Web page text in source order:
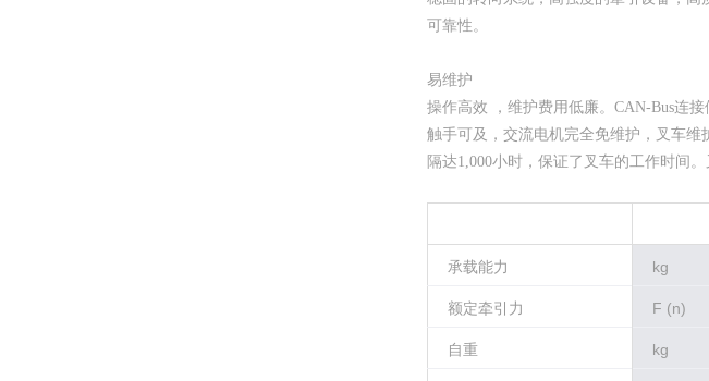
可靠性。
易维护
操作高效 ，维护费用低廉。CAN-Bus连
触手可及，交流电机完全免维护，叉车维
隔达1,000小时，保证了叉车的工作时间
承载能力 kg
额定牵引力 F (n)
自重 kg